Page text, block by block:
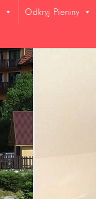
Odkryj Pieniny